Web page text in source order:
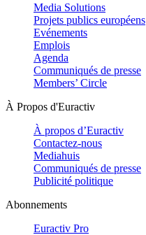
Media Solutions
Projets publics européens
Evénements
Emplois
Agenda
Communiqués de presse
Members’ Circle
À Propos d'Euractiv
À propos d’Euractiv
Contactez-nous
Mediahuis
Communiqués de presse
Publicité politique
Abonnements
Euractiv Pro